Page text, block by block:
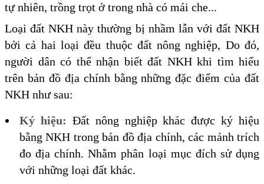
tự nhiên, trồng trọt ở trong nhà có mái che...
Loại đất NKH này thường bị nhầm lẫn với đất NKH
bởi cả hai loại đều thuộc đất nông nghiệp, Do đó,
người dân có thể nhận biết đất NKH khi tìm hiểu
trên bản đồ địa chính bằng những đặc điểm của đất
NKH như sau:
Ký hiệu: Đất nông nghiệp khác được ký hiệu
bằng NKH trong bản đồ địa chính, các mảnh trích
đo địa chính. Nhằm phân loại mục đích sử dụng
với những loại đất khác.